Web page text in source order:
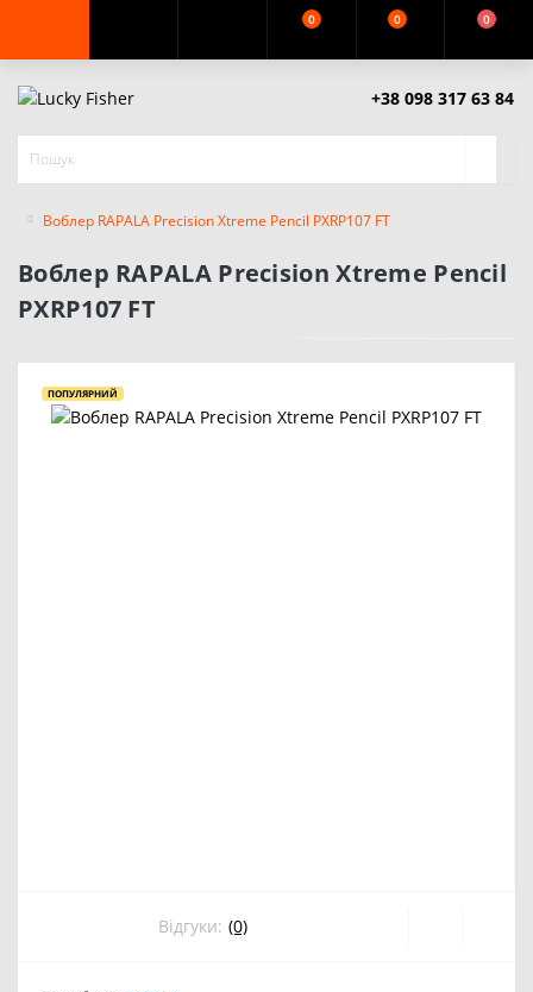
0 0 0
+38 098 317 63 84
Воблер RAPALA Precision Xtreme Pencil PXRP107 FT
Воблер RAPALA Precision Xtreme Pencil
PXRP107 FT
ПОПУЛЯРНИЙ
Відгуки: (0)